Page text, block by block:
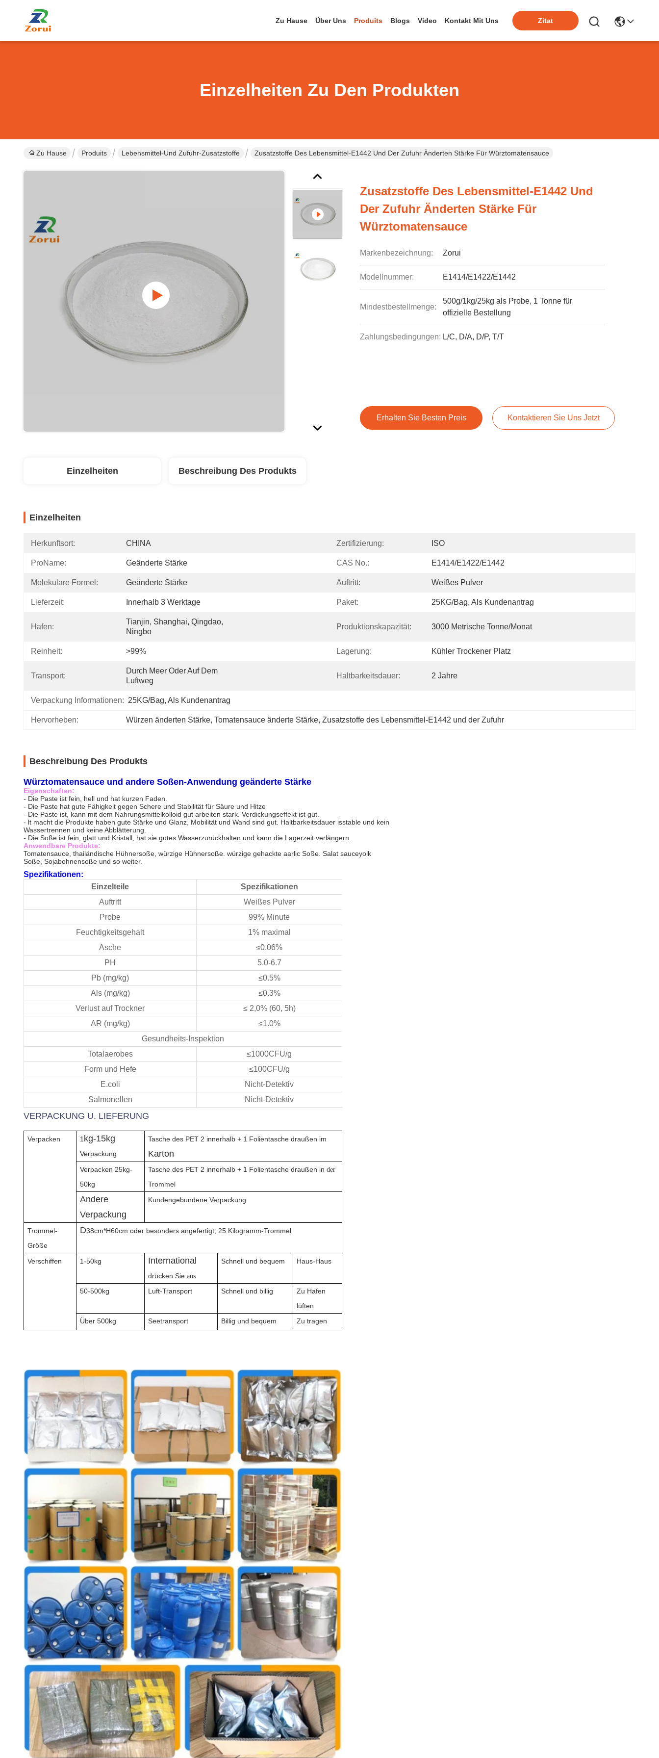
Zu Hause Über Uns Produits Blogs Video Kontakt Mit Uns Zitat
Einzelheiten Zu Den Produkten
Zu Hause Produits Lebensmittel-Und Zufuhr-Zusatzstoffe Zusatzstoffe Des Lebensmittel-E1442 Und Der Zufuhr Änderten Stärke Für Würztomatensauce
Zusatzstoffe Des Lebensmittel-E1442 Und
Der Zufuhr Änderten Stärke Für
Würztomatensauce
Markenbezeichnung: Zorui
Modellnummer: E1414/E1422/E1442
Mindestbestellmenge:
500g/1kg/25kg als Probe, 1 Tonne für
offizielle Bestellung
Zahlungsbedingungen: L/C, D/A, D/P, T/T
Erhalten Sie Besten Preis Kontaktieren Sie Uns Jetzt
Einzelheiten Beschreibung Des Produkts
Einzelheiten
Herkunftsort: CHINA Zertifizierung: ISO
ProName: Geänderte Stärke CAS No.: E1414/E1422/E1442
Molekulare Formel: Geänderte Stärke Auftritt: Weißes Pulver
Lieferzeit: Innerhalb 3 Werktage Paket: 25KG/bag, Als Kundenantrag
Hafen:
Tianjin, Shanghai, Qingdao,
Ningbo
Produktionskapazität: 3000 Metrische Tonne/Monat
Reinheit: >99% Lagerung: Kühler Trockener Platz
Transport:
Durch Meer Oder Auf Dem
Luftweg
Haltbarkeitsdauer: 2 Jahre
Verpackung Informationen: 25KG/bag, Als Kundenantrag
Hervorheben: Würzen änderten Stärke, Tomatensauce änderte Stärke, Zusatzstoffe des Lebensmittel-E1442 und der Zufuhr
Beschreibung Des Produkts
Würztomatensauce und andere Soßen-Anwendung geänderte Stärke
Eigenschaften:
- Die Paste ist fein, hell und hat kurzen Faden.
- Die Paste hat gute Fähigkeit gegen Schere und Stabilität für Säure und Hitze
- Die Paste ist, kann mit dem Nahrungsmittelkolloid gut arbeiten stark. Verdickungseffekt ist gut.
- lt macht die Produkte haben gute Stärke und Glanz, Mobilität und Wand sind gut. Haltbarkeitsdauer isstable und kein
Wassertrennen und keine Abblätterung.
- Die Soße ist fein, glatt und Kristall, hat sie gutes Wasserzurückhalten und kann die Lagerzeit verlängern.
Anwendbare Produkte:
Tomatensauce, thailändische Hühnersoße, würzige Hühnersoße. würzige gehackte aarlic Soße. Salat sauceyolk
Soße, Sojabohnensoße und so weiter.
Spezifikationen:
Einzelteile
Spezifikationen
Auftritt
Weißes Pulver
Probe
99% Minute
Feuchtigkeitsgehalt
1% maximal
Asche
≤0.06%
PH
5.0-6.7
Pb (mg/kg)
≤0.5%
Als (mg/kg)
≤0.3%
Verlust auf Trockner
≤ 2,0% (60, 5h)
AR (mg/kg)
≤1.0%
Gesundheits-Inspektion
Totalaerobes
≤1000CFU/g
Form und Hefe
≤100CFU/g
E.coli
Nicht-Detektiv
Salmonellen
Nicht-Detektiv
VERPACKUNG U. LIEFERUNG
Verpacken 1 kg-15kg
Verpackung
Tasche des PET 2 innerhalb + 1 Folientasche draußen im
Karton
Verpacken 25kg-
50kg
Tasche des PET 2 innerhalb + 1 Folientasche draußen in der
Trommel
Andere
Verpackung
Kundengebundene Verpackung
Trommel-
Größe
D38cm*H60cm oder besonders angefertigt, 25 Kilogramm-Trommel
Verschiffen 1-50kg International
drücken Sie aus
Schnell und bequem Haus-Haus
50-500kg Luft-Transport Schnell und billig
Zu Hafen
lüften
Über 500kg
Seetransport Billig und bequem Zu tragen